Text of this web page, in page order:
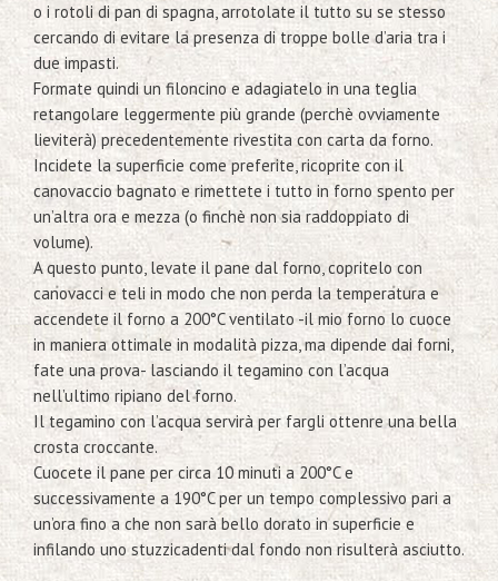
o i rotoli di pan di spagna, arrotolate il tutto su se stesso
cercando di evitare la presenza di troppe bolle d’aria tra i
due impasti.
Formate quindi un filoncino e adagiatelo in una teglia
retangolare leggermente più grande (perchè ovviamente
lieviterà) precedentemente rivestita con carta da forno.
Incidete la superficie come preferite, ricoprite con il
canovaccio bagnato e rimettete i tutto in forno spento per
un’altra ora e mezza (o finchè non sia raddoppiato di
volume).
A questo punto, levate il pane dal forno, copritelo con
canovacci e teli in modo che non perda la temperatura e
accendete il forno a 200°C ventilato -il mio forno lo cuoce
in maniera ottimale in modalità pizza, ma dipende dai forni,
fate una prova- lasciando il tegamino con l’acqua
nell’ultimo ripiano del forno.
Il tegamino con l’acqua servirà per fargli ottenre una bella
crosta croccante.
Cuocete il pane per circa 10 minuti a 200°C e
successivamente a 190°C per un tempo complessivo pari a
un’ora fino a che non sarà bello dorato in superficie e
infilando uno stuzzicadenti dal fondo non risulterà asciutto.